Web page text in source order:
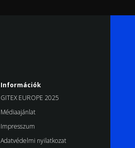
Információk
GITEX EUROPE 2025
Médiaajánlat
Impresszum
Adatvédelmi nyilatkozat